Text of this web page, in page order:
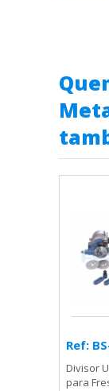
Ref:
Divisor
para